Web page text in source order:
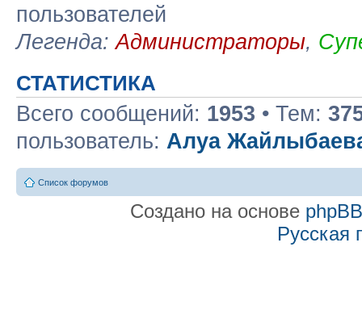
пользователей
Легенда:Администраторы,
СТАТИСТИКА
Всего сообщений: 1953 • Тем:
пользователь: Алуа
Список форумов
Создано на основе phpBB
Русская